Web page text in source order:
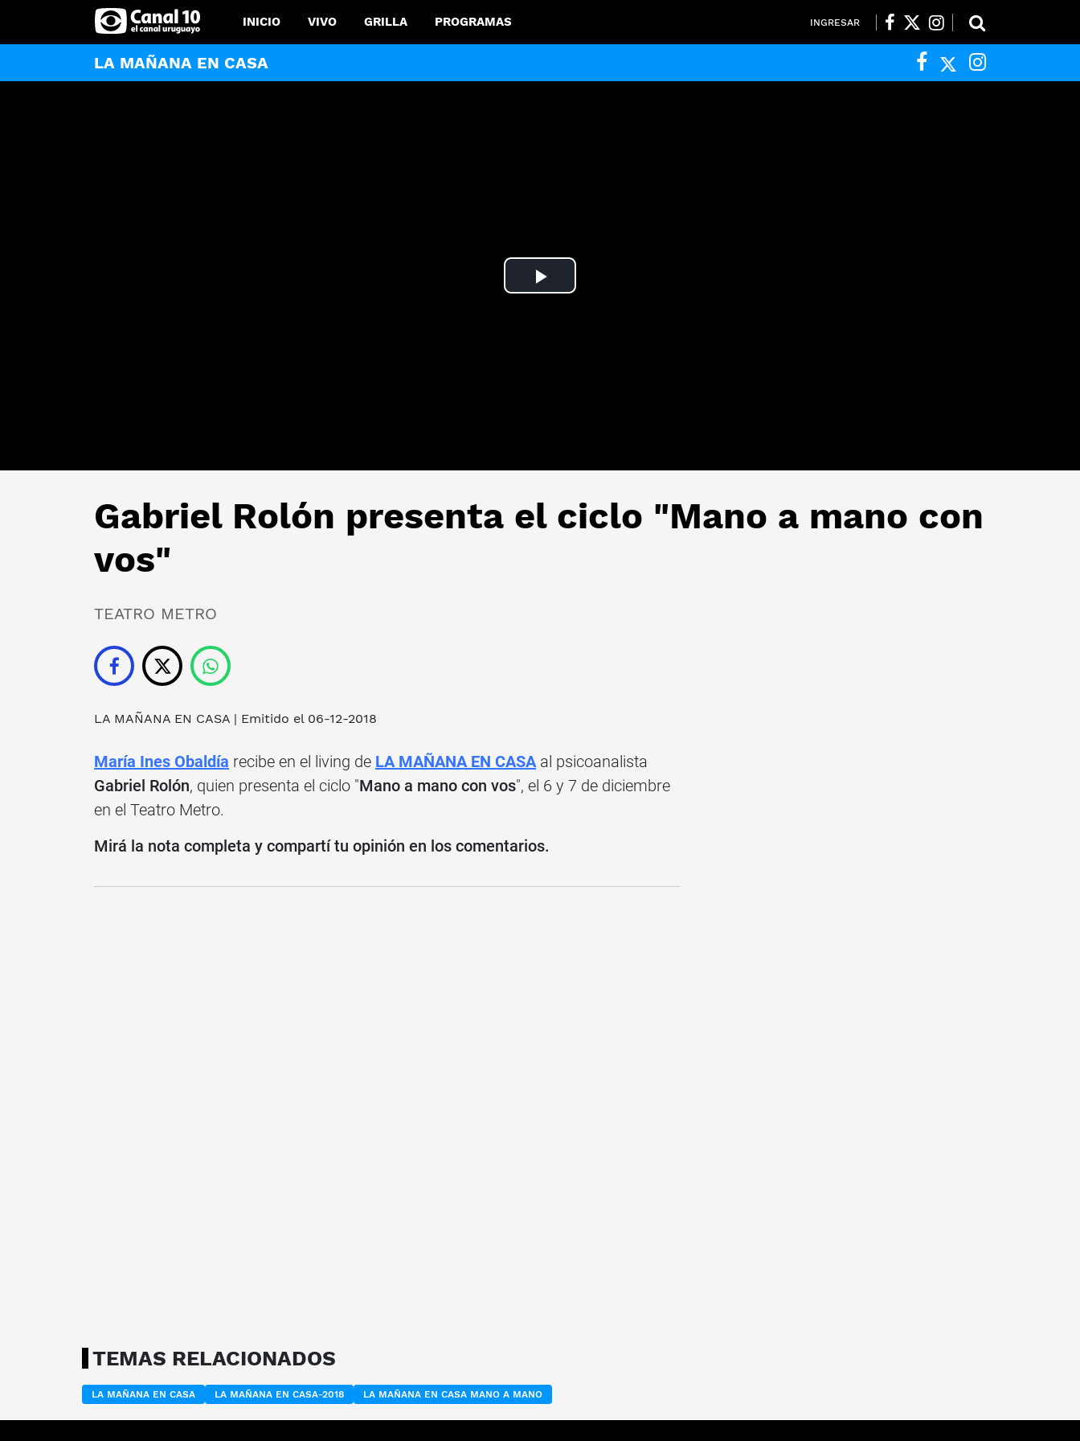
INICIO VIVO GRILLA PROGRAMAS INGRESAR
LA MAÑANA EN CASA
Play
Gabriel Rolón presenta el ciclo "Mano a mano con
vos"
TEATRO METRO
LA MAÑANA EN CASA | Emitido el 06-12-2018
María Ines Obaldía recibe en el living de LA MAÑANA EN CASA al psicoanalista
Gabriel Rolón, quien presenta el ciclo "Mano a mano con vos", el 6 y 7 de diciembre
en el Teatro Metro.
Mirá la nota completa y compartí tu opinión en los comentarios.
TEMAS RELACIONADOS
LA MAÑANA EN CASA LA MAÑANA EN CASA-2018 LA MAÑANA EN CASA MANO A MANO